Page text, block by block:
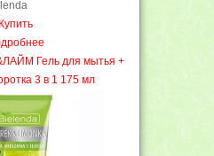
Купить
Гель для мытья +
3 в 1 175 мл